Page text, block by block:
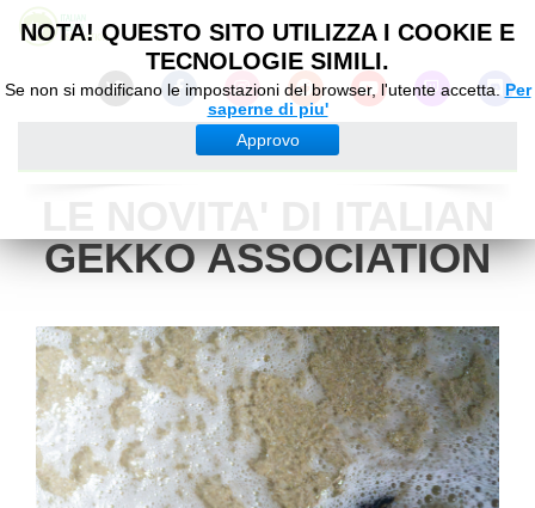
NOTA! QUESTO SITO UTILIZZA I COOKIE E
TECNOLOGIE SIMILI.
Se non si modificano le impostazioni del browser, l'utente accetta. Per
saperne di piu'
Approvo
ULTIME NOTIZIE
GEKKO ASSOCIATION